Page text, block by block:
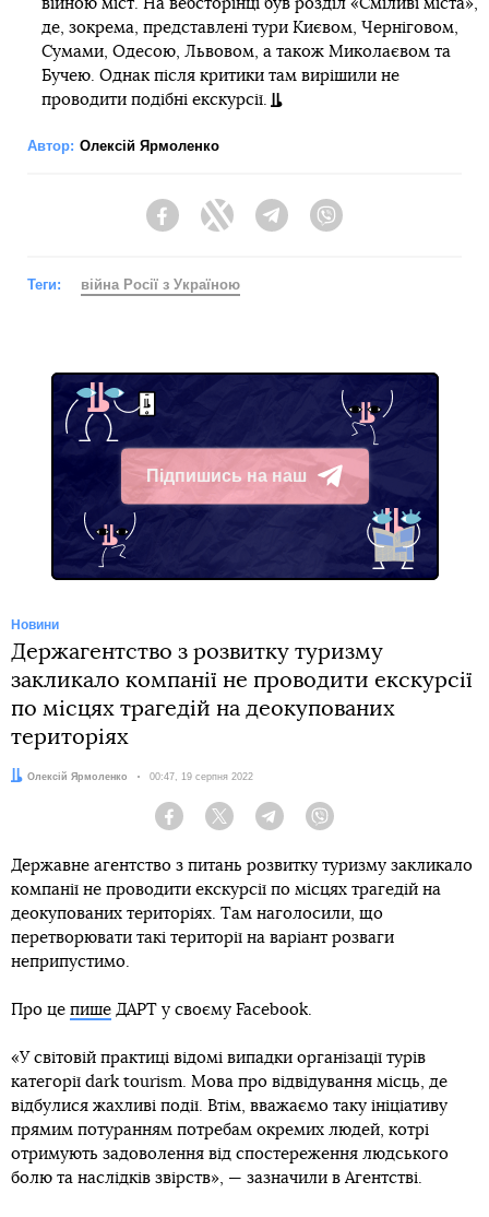
війною міст. На вебсторінці був розділ «Сміливі міста»,
де, зокрема, представлені тури Києвом, Черніговом,
Сумами, Одесою, Львовом, а також Миколаєвом та
Бучею. Однак після критики там вирішили не
проводити подібні екскурсії.
Автор: Олексій Ярмоленко
FacebookTwitter Telegram
Теги: війна Росії з Україною
Підпишись на наш
Telegram
Новини
Держагентство з розвитку туризму
закликало компанії не проводити екскурсії
по місцях трагедій на деокупованих
територіях
Автор:
Олексій Ярмоленко Дата:
00:47, 19 серпня 2022
Facebook Twitter Telegram
Державне агентство з питань розвитку туризму закликало
компанії не проводити екскурсії по місцях трагедій на
деокупованих територіях. Там наголосили, що
перетворювати такі території на варіант розваги
неприпустимо.
Про це пише ДАРТ у своєму Facebook.
«У світовій практиці відомі випадки організації турів
категорії dark tourism. Мова про відвідування місць, де
відбулися жахливі події. Втім, вважаємо таку ініціативу
прямим потуранням потребам окремих людей, котрі
отримують задоволення від спостереження людського
болю та наслідків звірств», — зазначили в Агентстві.